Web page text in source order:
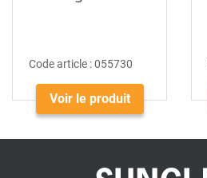
Code article :055730
Voir le produit